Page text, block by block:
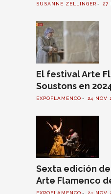
SUSANNE ZELLINGER 27
El festival Arte
Soustons en
EXPOFLAMENCO 24 NOV
Sexta edición
Arte Flamenco
EXPOFLAMENCO 24 NOV